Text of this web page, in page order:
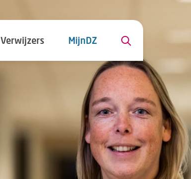
Verwijzers MijnDZ